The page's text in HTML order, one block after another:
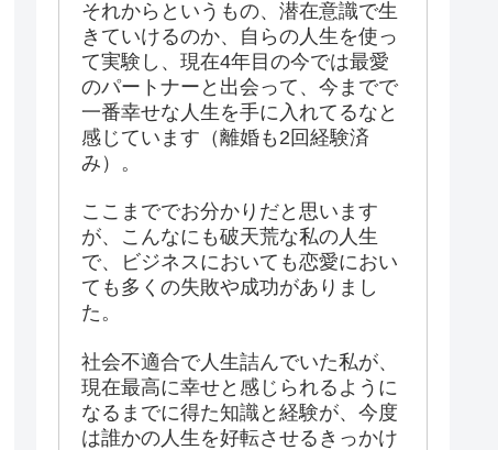
それからというもの、潜在意識で生
きていけるのか、自らの人生を使っ
て実験し、現在4年目の今では最愛
のパートナーと出会って、今までで
一番幸せな人生を手に入れてるなと
感じています（離婚も2回経験済
み）。
ここまででお分かりだと思います
が、こんなにも破天荒な私の人生
で、ビジネスにおいても恋愛におい
ても多くの失敗や成功がありまし
た。
社会不適合で人生詰んでいた私が、
現在最高に幸せと感じられるように
なるまでに得た知識と経験が、今度
は誰かの人生を好転させるきっかけ